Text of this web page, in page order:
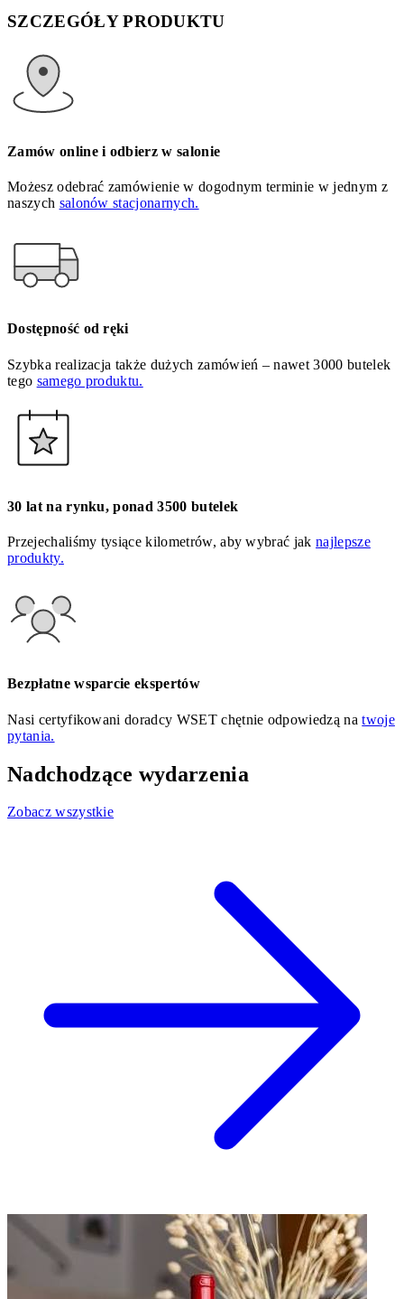
SZCZEGÓŁY PRODUKTU
Zamów online i odbierz w salonie
Możesz odebrać zamówienie w dogodnym terminie w jednym z
naszych salonów stacjonarnych.
Dostępność od ręki
Szybka realizacja także dużych zamówień – nawet 3000 butelek
tego samego produktu.
30 lat na rynku, ponad 3500 butelek
Przejechaliśmy tysiące kilometrów, aby wybrać jaknajlepsze
produkty.
Bezpłatne wsparcie ekspertów
Nasi certyfikowani doradcy WSET chętnie odpowiedzą natwoje
pytania.
Nadchodzące wydarzenia
Zobacz wszystkie